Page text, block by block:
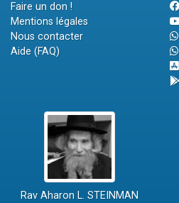
Faire un don !
Mentions légales
Nous contacter
Aide (FAQ)
Rav Aharon L. STEINMAN